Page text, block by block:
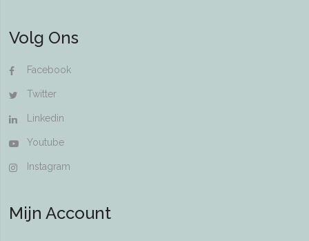
Volg Ons
Facebook
Twitter
Linkedin
Youtube
Instagram
Mijn Account